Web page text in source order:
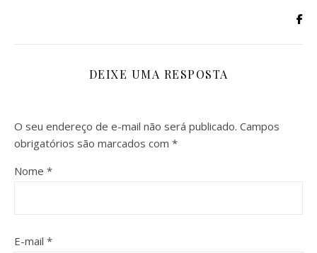
DEIXE UMA RESPOSTA
O seu endereço de e-mail não será publicado. Campos
obrigatórios são marcados com *
Nome *
E-mail *